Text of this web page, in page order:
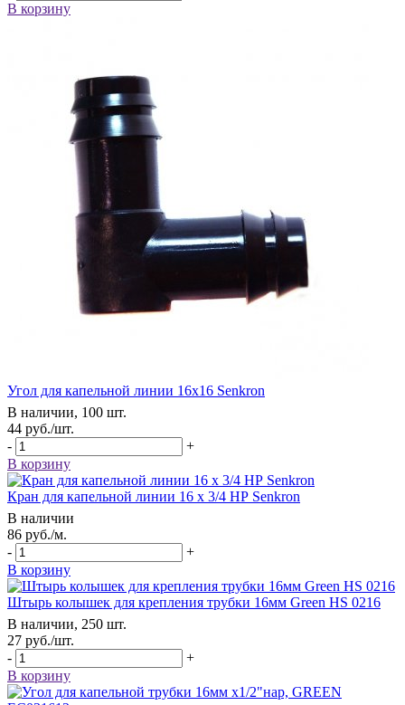
В корзину
Угол для капельной линии 16х16 Senkron
В наличии, 100 шт.
44 руб./шт.
-
+
В корзину
Кран для капельной линии 16 х 3/4 НР Senkron
В наличии
86 руб./м.
-
+
В корзину
Штырь колышек для крепления трубки 16мм Green HS 0216
В наличии, 250 шт.
27 руб./шт.
-
+
В корзину